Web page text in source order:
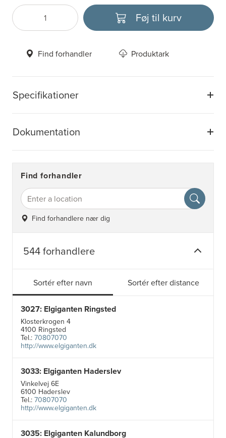
Specifikationer
Dokumentation
Antal
Vælg enhed Føj til kurv
Find forhandler Produktark
Find forhandler
Find forhandlere nær dig
544 forhandlere
Sortér efter navn Sortér efter distance
3027: Elgiganten Ringsted
Klosterkrogen 4
4100 Ringsted
Tel.: 70807070
http://www.elgiganten.dk
3033: Elgiganten Haderslev
Vinkelvej 6E
6100 Haderslev
Tel.: 70807070
http://www.elgiganten.dk
3035: Elgiganten Kalundborg